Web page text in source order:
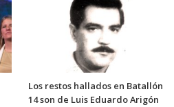
Los restos hallados en Batallón
14 son de Luis Eduardo Arigón